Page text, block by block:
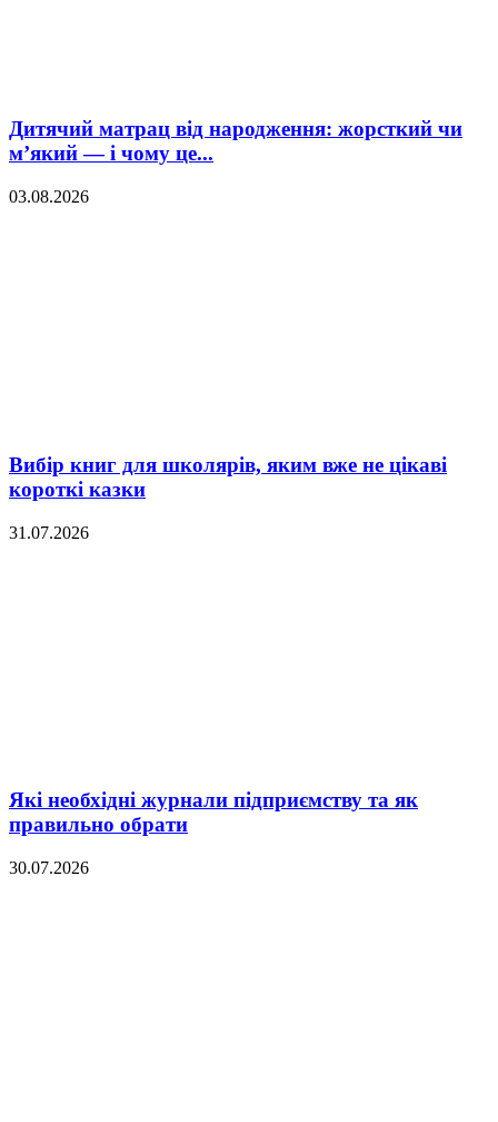
Дитячий матрац від народження: жорсткий чи
м’який — і чому це...
03.08.2026
Вибір книг для школярів, яким вже не цікаві
короткі казки
31.07.2026
Які необхідні журнали підприємству та як
правильно обрати
30.07.2026